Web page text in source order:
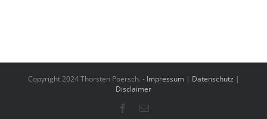
Copyright 2024 Thorsten Poersch. - Impressum | Datenschutz |
Disclaimer
Facebook
E-